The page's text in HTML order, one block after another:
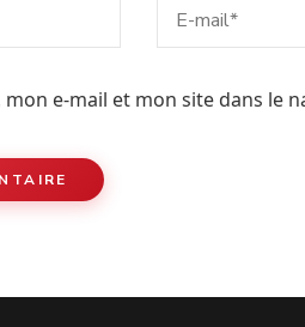
e-mail et mon site dans le